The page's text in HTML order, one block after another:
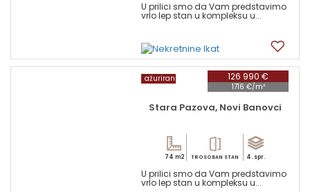
U prilici smo da Vam predstavimo
vrlo lep stan u kompleksu u...
126 990 €
1716 €/m²
ažuriran
Stara Pazova, Novi Banovci
74 m2 TROSOBAN STAN 4. spr.
U prilici smo da Vam predstavimo
vrlo lep stan u kompleksu u...